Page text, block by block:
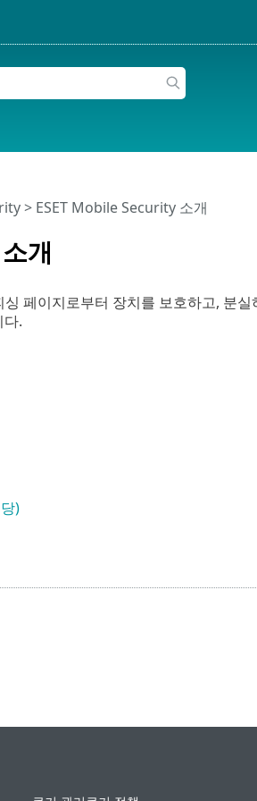
개
> ESET Mobile Security 소개
페이지로부터 장치를 보호하고, 분
.
)